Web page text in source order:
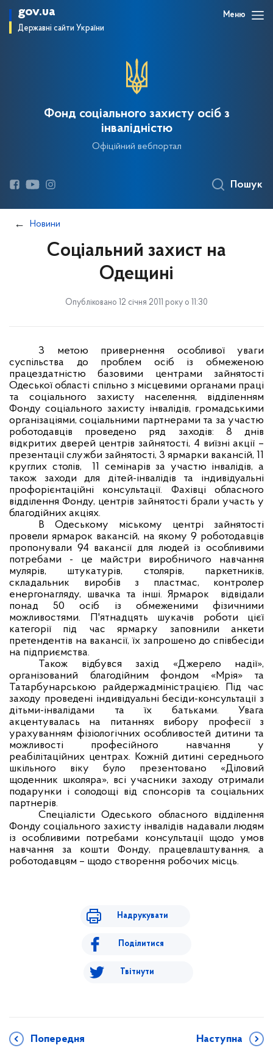
gov.ua
Державні сайти України
Меню
Фонд соціального захисту осіб з
інвалідністю
Офіційний вебпортал
Пошук
Новини
Соціальний захист на
Одещині
Опубліковано 12 січня 2011 року о 11:30
З метою привернення особливої уваги
суспільства до проблем осіб із обмеженою
працездатністю базовими центрами зайнятості
Одеської області спільно з місцевими органами праці
та соціального захисту населення, відділенням
Фонду соціального захисту інвалідів, громадськими
організаціями, соціальними партнерами та за участю
роботодавців проведено ряд заходів: 8 днів
відкритих дверей центрів зайнятості, 4 виїзні акції –
презентації служби зайнятості, 3 ярмарки вакансій, 11
круглих столів,
11 семінарів за участю інвалідів, а
також заходи для дітей-інвалідів та індивідуальні
профорієнтаційні консультації. Фахівці обласного
відділення Фонду, центрів зайнятості брали участь у
благодійних акціях.
В Одеському міському центрі зайнятості
провели ярмарок вакансій, на якому 9 роботодавців
пропонували 94 вакансії для людей із особливими
потребами - це майстри виробничого навчання
мулярів, штукатурів, столярів, паркетників,
складальник виробів з пластмас, контролер
енергонагляду, швачка та інші. Ярмарок
відвідали
понад 50 осіб із обмеженими фізичними
можливостями. П'ятнадцять шукачів роботи цієї
категорії під час ярмарку заповнили анкети
претендентів на вакансії, їх запрошено до співбесіди
на підприємства.
Також відбувся захід «Джерело надії»,
організований благодійним фондом «Мрія» та
Татарбунарською райдержадміністрацією. Під час
заходу проведені індивідуальні бесіди-консультації з
дітьми-інвалідами та їх батьками. Увага
акцентувалась на питаннях вибору професії з
урахуванням фізіологічних особливостей дитини та
можливості професійного навчання у
реабілітаційних центрах. Кожній дитині середнього
шкільного віку було презентовано «Діловий
щоденник школяра», всі учасники заходу отримали
подарунки і солодощі від спонсорів та соціальних
партнерів.
Спеціалісти Одеського обласного відділення
Фонду соціального захисту інвалідів надавали людям
із особливими потребами консультації щодо умов
навчання за кошти Фонду, працевлаштування, а
роботодавцям – щодо створення робочих місць.
Надрукувати
Поділитися
Твітнути
Попередня Наступна